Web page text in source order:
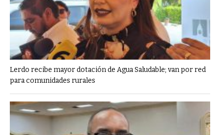
Lerdo recibe mayor dotación de Agua Saludable; van por red
para comunidades rurales